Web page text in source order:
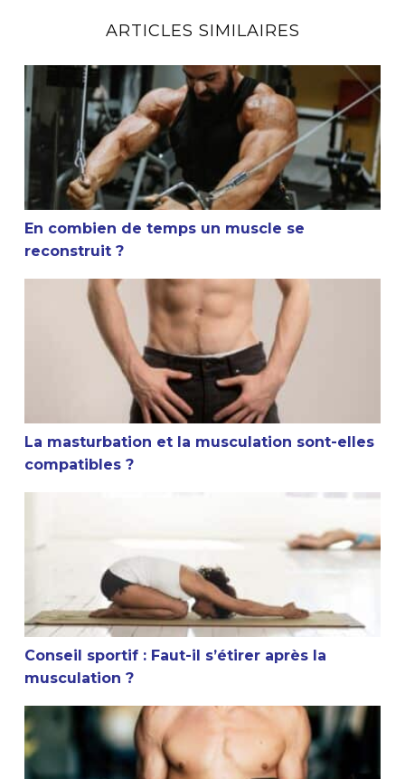
ARTICLES SIMILAIRES
En combien de temps un muscle se reconstruit ?
En combien de temps un muscle se
reconstruit ?
La masturbation et la musculation sont-elles
La masturbation et la musculation sont-elles
compatibles ?
Conseil sportif : Faut-il s’étirer après la musculation ?
Conseil sportif : Faut-il s’étirer après la
musculation ?
Est-ce que la musculation arrête la croissance ?